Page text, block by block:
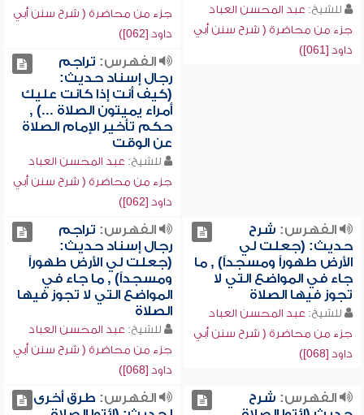
للشيخ: عبد المحسن العباد
جزء من محاضرة ( شرح سنن أبي
داود [061])
جزء من محاضرة ( شرح سنن أبي
داود [062])
الفهرس: تراجم
رجال إسناد حديث:
(كيف أنت إذا كانت عليك
أمراء يميتون الصلاة ...) ,
حكم تأخير الإمام الصلاة
عن الوقت
للشيخ: عبد المحسن العباد
جزء من محاضرة ( شرح سنن أبي
داود [062])
الفهرس: شرح
حديث: (جعلت لي
الأرض طهوراً ومسجداً) , ما
جاء في المواضع التي لا
تجوز فيها الصلاة
للشيخ: عبد المحسن العباد
جزء من محاضرة ( شرح سنن أبي
داود [068])
الفهرس: تراجم
رجال إسناد حديث:
(جعلت لي الأرض طهوراً
ومسجداً) , ما جاء في
المواضع التي لا تجوز فيها
الصلاة
للشيخ: عبد المحسن العباد
جزء من محاضرة ( شرح سنن أبي
داود [068])
الفهرس: شرح
الفهرس: طرق أخرى